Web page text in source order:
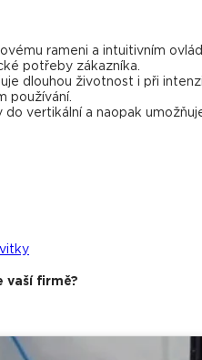
rameni a intuitivním
potřeby zákazníka.
dlouhou životnost i při
používání.
vertikální a naopak
vaší firmě?